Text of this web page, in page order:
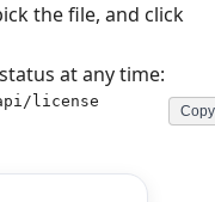
the file, and click
at any time:
license
Copy